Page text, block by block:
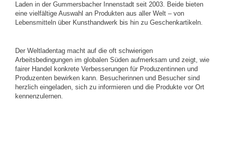
Laden in der Gummersbacher Innenstadt seit 2003. Beide bieten
eine vielfältige Auswahl an Produkten aus aller Welt – von
Lebensmitteln über Kunsthandwerk bis hin zu Geschenkartikeln.
Der Weltladentag macht auf die oft schwierigen
Arbeitsbedingungen im globalen Süden aufmerksam und zeigt, wie
fairer Handel konkrete Verbesserungen für Produzentinnen und
Produzenten bewirken kann. Besucherinnen und Besucher sind
herzlich eingeladen, sich zu informieren und die Produkte vor Ort
kennenzulernen.